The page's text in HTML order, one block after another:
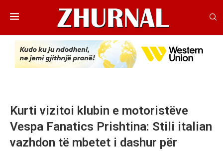
Kurti vizitoi klubin e motoristëve
Vespa Fanatics Prishtina: Stili italian
vazhdon të mbetet i dashur për